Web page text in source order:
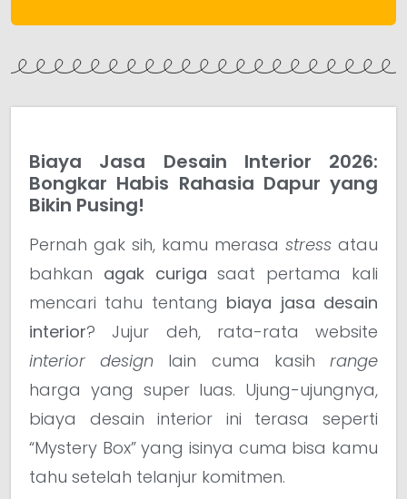
Biaya Jasa Desain Interior 2026:
Bongkar Habis Rahasia Dapur yang
Bikin Pusing!
Pernah gak sih, kamu merasa stress atau
bahkan agak curiga saat pertama kali
mencari tahu tentang biaya jasa desain
interior? Jujur deh, rata-rata website
interior design lain cuma kasihrange
harga yang super luas. Ujung-ujungnya,
biaya desain interior ini terasa seperti
“Mystery Box” yang isinya cuma bisa kamu
tahu setelah telanjur komitmen.